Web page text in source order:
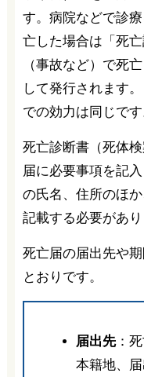
す。病院などで診
亡した場合は「死
（事故など）で死
して発行されます
での効力は同じです
死亡診断書（死体
届に必要事項を記
の氏名、住所のほ
記載する必要があり
死亡届の届出先や
とおりです。
届出先：
本籍地、